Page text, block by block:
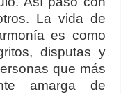
La vida de
es como
disputas y
que más
amarga de